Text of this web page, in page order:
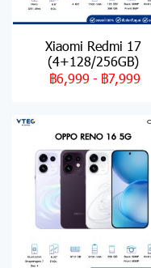
Xiaomi Redmi 17
(4+128/256GB)
฿6,999 - ฿7,999